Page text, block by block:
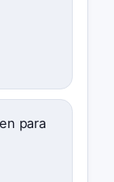
para